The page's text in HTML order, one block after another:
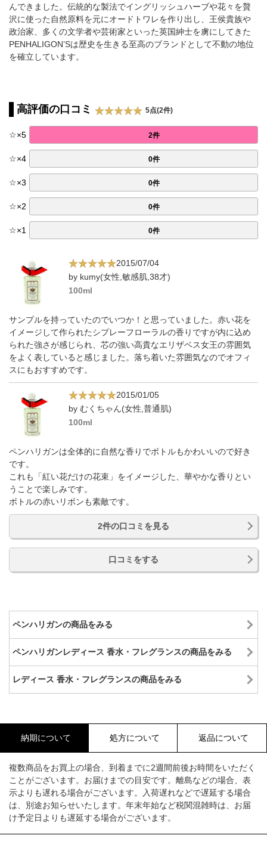
んできました。伝統的な製法でイングリッシュハーブや花々を贅
沢に使った自然原料を元にオードトワレを作り出し、王侯貴族や
政治家、多くの文学者や芸術家といった英国紳士を虜にしてきた
PENHALIGON’Sは歴史を生きる至高のブランドとして不動の地位
を確立しています。
高評価の口コミ 5点(2件)
☆×5 2件
☆×4 0件
☆×3 0件
☆×2 0件
☆×1 0件
2015/07/04
by kumy(女性,敏感肌,38才)
100ml
サンプルを持っていたのでいつか！と思っていました。赤い花を
イメージして作られたシプレーフローラルの香りですが内に込め
られた強さが感じられ、芯の強い高貴なエリザベス女王の雰囲気
をよく表していると感じました。落ち着いた雰囲気なのでオフィ
スにもおすすめです。
2015/01/05
by むくちゃん(女性,普通肌)
100ml
ペンハリガンは全体的に自然な香りでボトルもかわいいので好き
です。
これも「紅い花だけの花束」をイメージした、華やかな香りとい
うことで楽しみです。
ボトルの赤いリボンも素敵です。
2件の口コミを見る
口コミをする
ペンハリガンの商品をみる
ペンハリガンレディース 香水・フレグランスの商品をみる
レディース 香水・フレグランスの商品をみる
納期について 処方について 返品について
複数商品をお買上の場合、到着までに2週間前後お時間をいただく
ことがございます。お届けまでの目安です。離島などの場合、表
示よりも遅れる場合がございます。入荷遅れなどで遅延する場合
は、別途お知らせいたします。年末年始など税関混雑時は、お届
け予定日よりも遅延する場合がございます。